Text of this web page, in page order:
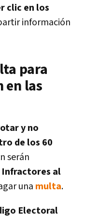
clic en los
información
para
en las
y no
de los 60
serán
Infractores al
una multa.
Electoral